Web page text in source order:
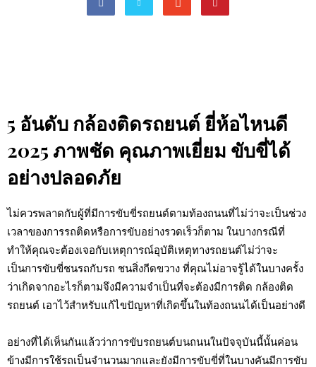
5 อันดับ กล้องติดรถยนต์ ยี่ห้อไหนดี
2025 ภาพชัด คุณภาพเยี่ยม ขับขี่ได้
อย่างปลอดภัย
ไม่ควรพลาดกับผู้ที่มีการขับขี่รถยนต์ตามท้องถนนที่ไม่ว่าจะเป็นช่วง
เวลาของการรถติดหรือการขับอย่างรวดเร็วก็ตาม ในบางกรณีที่
ทำให้คุณจะต้องเจอกับเหตุการณ์อุบัติเหตุทางรถยนต์ไม่ว่าจะ
เป็นการขับขี่ชนรถกับรถ ชนสิ่งกีดขวาง ที่คุณไม่อาจรู้ได้ในบางครั้ง
ว่าเกิดจากอะไรก็ตามจึงมีความจำเป็นที่จะต้องมีการติด กล้องติด
รถยนต์ เอาไว้สำหรับแก้ไขปัญหาที่เกิดขึ้นในท้องถนนได้เป็นอย่างดี
อย่างที่ได้เห็นกันแล้วว่าการขับรถยนต์บนถนนในปัจจุบันนี้นั้นค่อน
ข้างมีการใช้รถเป็นจำนวนมากและยังมีการขับขี่ที่ในบางคันมีการขับ